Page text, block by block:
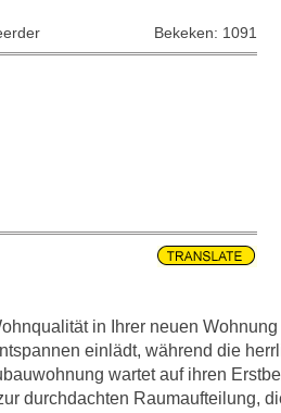
Bekeken: 1091
in Ihrer neuen
einlädt, während die
wartet auf ihren
durchdachten Raumaufteilung,